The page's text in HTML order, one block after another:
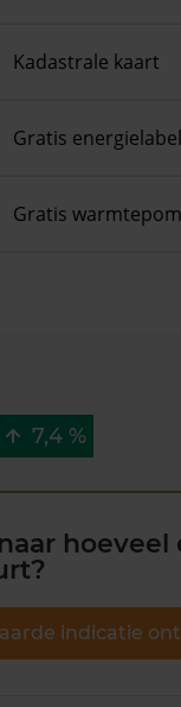
Kadastrale kaart
Gratis
Gratis
7,4 %
indicatie